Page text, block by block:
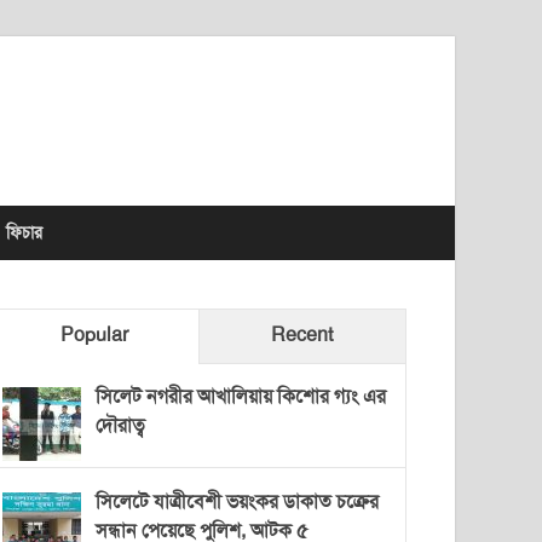
ফিচার
Popular Recent
সিলেট নগরীর আখালিয়ায় কিশোর গ্যং এর
দৌরাত্ব
সিলেটে যাত্রীবেশী ভয়ংকর ডাকাত চক্রের
সন্ধান পেয়েছে পুলিশ, আটক ৫